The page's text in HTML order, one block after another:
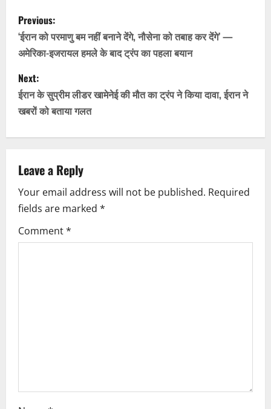
P
o
s
t
n
a
v
i
g
a
Previous:
‘ईरान को परमाणु बम नहीं बनाने देंगे, नौसेना को तबाह कर देंगे’ —
अमेरिका-इजरायल हमले के बाद ट्रंप का पहला बयान
Next:
ईरान के सुप्रीम लीडर खामेनेई की मौत का ट्रंप ने किया दावा, ईरान ने
खबरों को बताया गलत
Leave a Reply
Your email address will not be published. Required
fields are marked *
Comment*